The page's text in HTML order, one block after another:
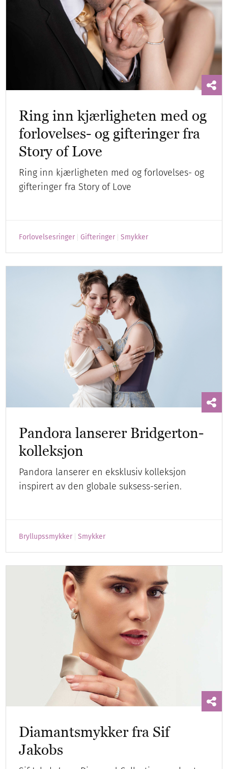
Ring inn kjærligheten med og
forlovelses- og gifteringer fra
Story of Love
Ring inn kjærligheten med og forlovelses- og
gifteringer fra Story of Love
Forlovelsesringer Gifteringer Smykker
Pandora lanserer Bridgerton-
kolleksjon
Pandora lanserer en eksklusiv kolleksjon
inspirert av den globale suksess-serien.
Bryllupssmykker Smykker
Diamantsmykker fra Sif
Jakobs